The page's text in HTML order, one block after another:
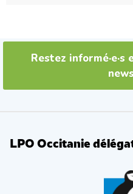
Restez
LPO Occitanie